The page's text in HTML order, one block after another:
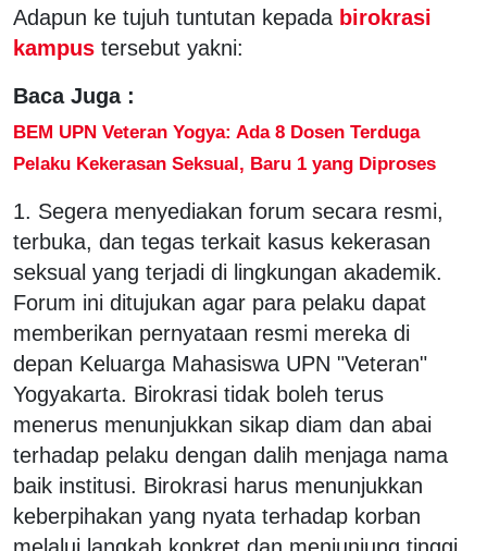
Adapun ke tujuh tuntutan kepada birokrasi
kampus tersebut yakni:
Baca Juga :
BEM UPN Veteran Yogya: Ada 8 Dosen Terduga
Pelaku Kekerasan Seksual, Baru 1 yang Diproses
1. Segera menyediakan forum secara resmi,
terbuka, dan tegas terkait kasus kekerasan
seksual yang terjadi di lingkungan akademik.
Forum ini ditujukan agar para pelaku dapat
memberikan pernyataan resmi mereka di
depan Keluarga Mahasiswa UPN "Veteran"
Yogyakarta. Birokrasi tidak boleh terus
menerus menunjukkan sikap diam dan abai
terhadap pelaku dengan dalih menjaga nama
baik institusi. Birokrasi harus menunjukkan
keberpihakan yang nyata terhadap korban